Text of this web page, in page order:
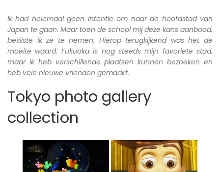
Ik had helemaal geen intentie om naar de hoofdstad van
Japan te gaan. Maar toen de school mij deze kans aanbood,
besliste ik ze te nemen. Hierop terugkijkend was het de
moeite waard. Fukuoka is nog steeds mijn favoriete stad,
maar ik heb verschillende plaatsen kunnen bezoeken en
heb vele nieuwe vrienden gemaakt.
Tokyo photo gallery
collection